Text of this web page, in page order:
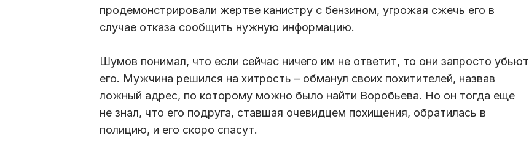
продемонстрировали жертве канистру с бензином, угрожая сжечь его в
случае отказа сообщить нужную информацию.
Шумов понимал, что если сейчас ничего им не ответит, то они запросто убьют
его. Мужчина решился на хитрость – обманул своих похитителей, назвав
ложный адрес, по которому можно было найти Воробьева. Но он тогда еще
не знал, что его подруга, ставшая очевидцем похищения, обратилась в
полицию, и его скоро спасут.